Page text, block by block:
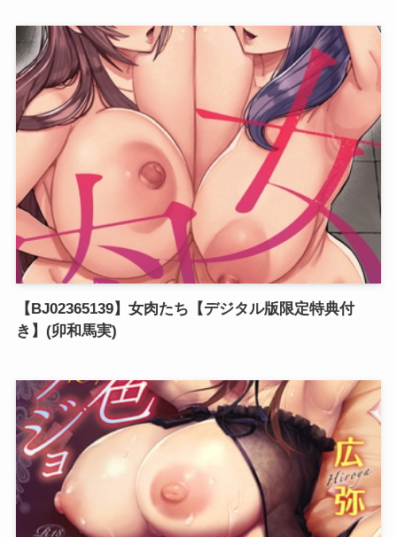
【BJ02365139】女肉たち【デジタル版限定特典付
き】(卯和馬実)